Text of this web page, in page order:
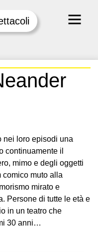
nei loro episodi una
continuamente il
mimo e degli oggetti
muto alla
mirato e
Persone di tutte le età e
in un teatro che
30 anni…